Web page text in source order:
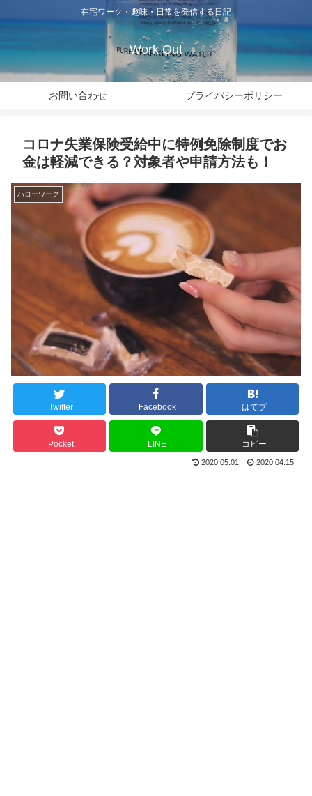
在宅ワーク・趣味・日常を発信する日記
Work Out
お問い合わせ プライバシーポリシー
コロナ失業保険受給中に特例免除制度でお
金は軽減できる？対象者や申請方法も！
ハローワーク
Twitter Facebook はてブ
Pocket LINE コピー
2020.05.01 2020.04.15